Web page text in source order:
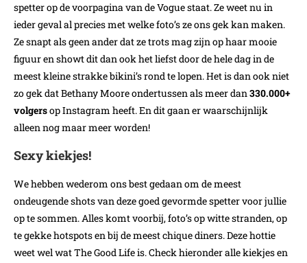
spetter op de voorpagina van de Vogue staat. Ze weet nu in
ieder geval al precies met welke foto’s ze ons gek kan maken.
Ze snapt als geen ander dat ze trots mag zijn op haar mooie
figuur en showt dit dan ook het liefst door de hele dag in de
meest kleine strakke bikini’s rond te lopen. Het is dan ook niet
zo gek dat Bethany Moore ondertussen als meer dan330.000+
volgersop Instagram heeft. En dit gaan er waarschijnlijk
alleen nog maar meer worden!
Sexy kiekjes!
We hebben wederom ons best gedaan om de meest
ondeugende shots van deze goed gevormde spetter voor jullie
op te sommen. Alles komt voorbij, foto’s op witte stranden, op
te gekke hotspots en bij de meest chique diners. Deze hottie
weet wel wat The Good Life is. Check hieronder alle kiekjes en